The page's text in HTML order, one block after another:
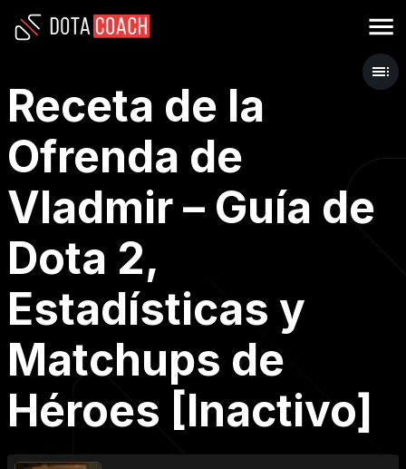
Receta de la
Ofrenda de
Vladmir – Guía de
Dota 2,
Estadísticas y
Matchups de
Héroes [Inactivo]